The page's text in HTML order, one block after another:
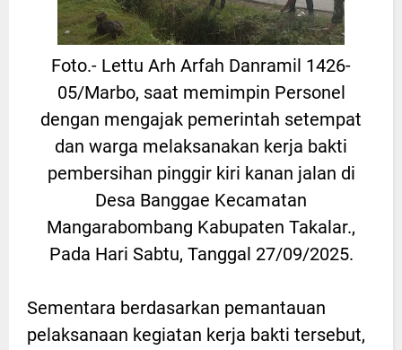
Foto.- Lettu Arh Arfah Danramil 1426-
05/Marbo, saat memimpin Personel
dengan mengajak pemerintah setempat
dan warga melaksanakan kerja bakti
pembersihan pinggir kiri kanan jalan di
Desa Banggae Kecamatan
Mangarabombang Kabupaten Takalar.,
Pada Hari Sabtu, Tanggal 27/09/2025.
Sementara berdasarkan pemantauan
pelaksanaan kegiatan kerja bakti tersebut,